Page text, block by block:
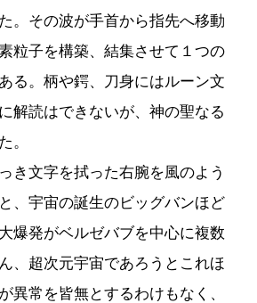
。その波が手首から指先へ移動
粒子を構築、結集させて１つの
る。柄や鍔、刀身にはルーン文
解読はできないが、神の聖なる
。
き文字を拭った右腕を風のよう
、宇宙の誕生のビッグバンほど
爆発がベルゼバブを中心に複数
、超次元宇宙であろうとこれほ
異常を皆無とするわけもなく、